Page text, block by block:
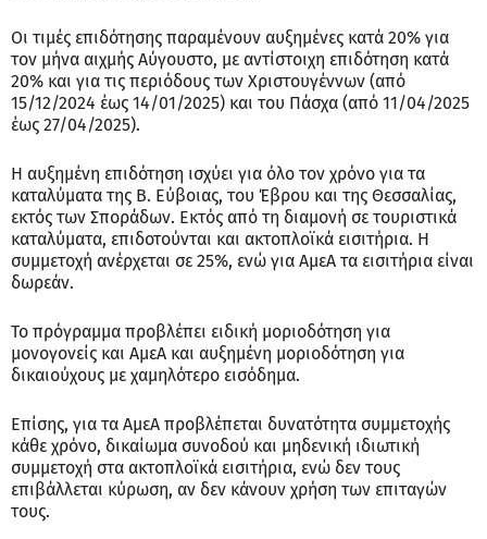
Οι τιμές επιδότησης παραμένουν αυξημένες κατά 20% για
τον μήνα αιχμής Αύγουστο, με αντίστοιχη επιδότηση κατά
20% και για τις περιόδους των Χριστουγέννων (από
15/12/2024 έως 14/01/2025) και του Πάσχα (από 11/04/2025
έως 27/04/2025).
Η αυξημένη επιδότηση ισχύει για όλο τον χρόνο για τα
καταλύματα της Β. Εύβοιας, του Έβρου και της Θεσσαλίας,
εκτός των Σποράδων. Εκτός από τη διαμονή σε τουριστικά
καταλύματα, επιδοτούνται και ακτοπλοϊκά εισιτήρια. Η
συμμετοχή ανέρχεται σε 25%, ενώ για ΑμεΑ τα εισιτήρια είναι
δωρεάν.
Το πρόγραμμα προβλέπει ειδική μοριοδότηση για
μονογονείς και ΑμεΑ και αυξημένη μοριοδότηση για
δικαιούχους με χαμηλότερο εισόδημα.
Επίσης, για τα ΑμεΑ προβλέπεται δυνατότητα συμμετοχής
κάθε χρόνο, δικαίωμα συνοδού και μηδενική ιδιωτική
συμμετοχή στα ακτοπλοϊκά εισιτήρια, ενώ δεν τους
επιβάλλεται κύρωση, αν δεν κάνουν χρήση των επιταγών
τους.